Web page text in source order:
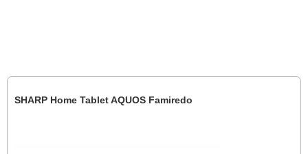
SHARP Home Tablet AQUOS Famiredo